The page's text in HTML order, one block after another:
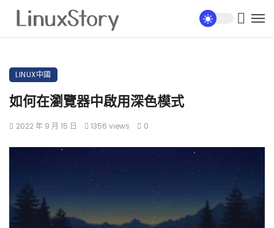
LINUX中國
如何在瀏覽器中啟用深色模式
2022 年 9 月 15 日 1356 views 0